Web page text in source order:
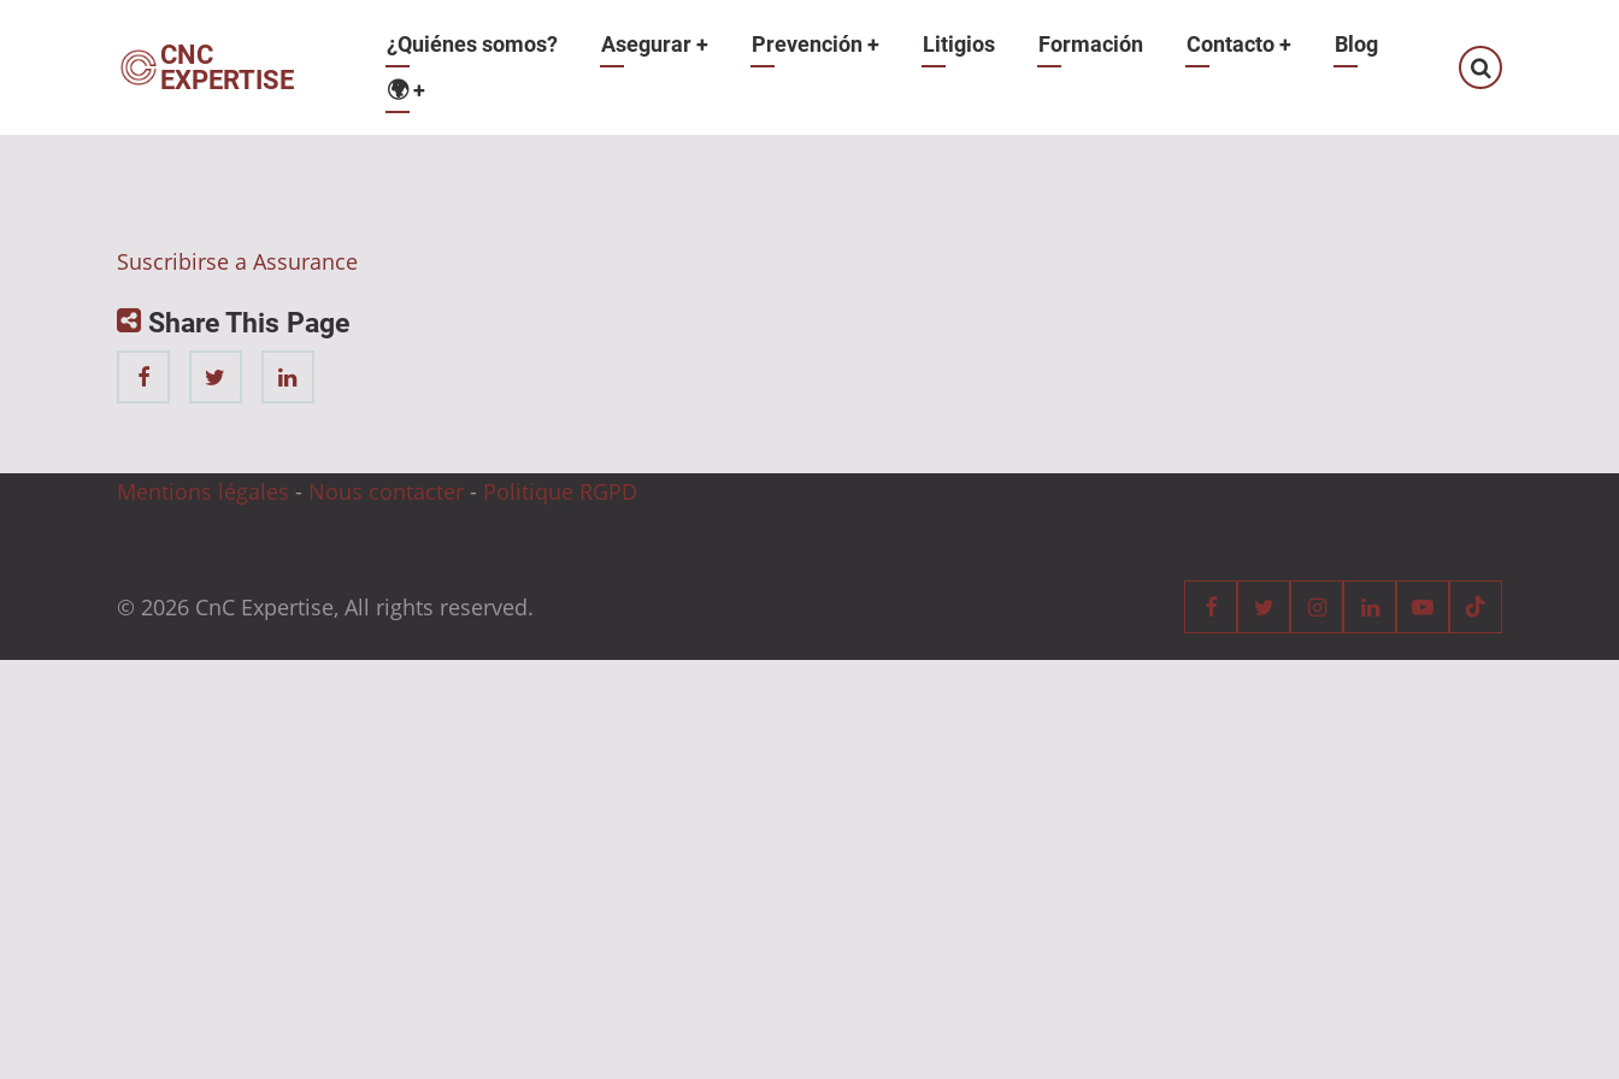
CNC
EXPERTISE
Navegación
principal
¿Quiénes somos? Asegurar+ Prevención+ Litigios Formación Contacto+
Blog
🌍+
Suscribirse a Assurance
Share This Page
Mentions légales - Nous contacter - Politique RGPD
© 2026 CnC Expertise, All rights reserved.